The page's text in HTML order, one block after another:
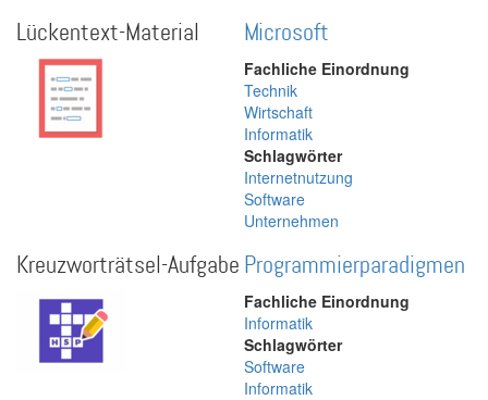
Lückentext-Material Microsoft
Fachliche Einordnung
Technik
Wirtschaft
Informatik
Schlagwörter
Internetnutzung
Software
Unternehmen
Kreuzworträtsel-Aufgabe Programmierparadigmen
Fachliche Einordnung
Informatik
Schlagwörter
Software
Informatik